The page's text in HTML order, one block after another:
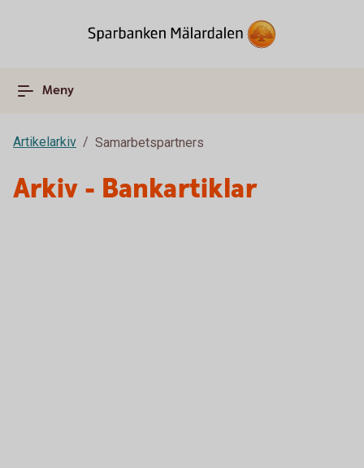
Meny
Artikelarkiv Samarbetspartners
Arkiv - Bankartiklar